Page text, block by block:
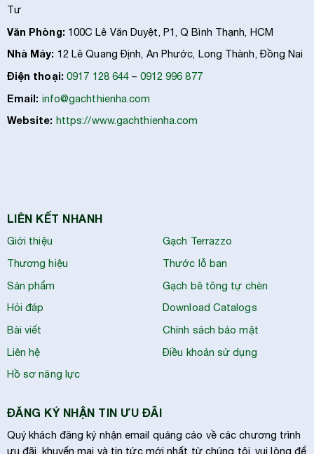
Tư
Văn Phòng: 100C Lê Văn Duyệt, P1, Q Bình Thạnh, HCM
Nhà Máy: 12 Lê Quang Định, An Phước, Long Thành, Đồng Nai
Điện thoại: 0917 128 644 – 0912 996 877
Email: info@gachthienha.com
Website: https://www.gachthienha.com
LIÊN KẾT NHANH
Giới thiệu
Thương hiệu
Sản phẩm
Hỏi đáp
Bài viết
Liên hệ
Hồ sơ năng lực
Gạch Terrazzo
Thước lỗ ban
Gạch bê tông tự chèn
Download Catalogs
Chính sách bảo mật
Điều khoản sử dụng
ĐĂNG KÝ NHẬN TIN ƯU ĐÃI
Quý khách đăng ký nhận email quảng cáo về các chương trình
ưu đãi, khuyến mại và tin tức mới nhất từ chúng tôi, vui lòng để